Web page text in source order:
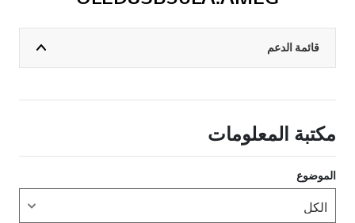
قائمة الدعم
مكتبة المعلومات
الموضوع